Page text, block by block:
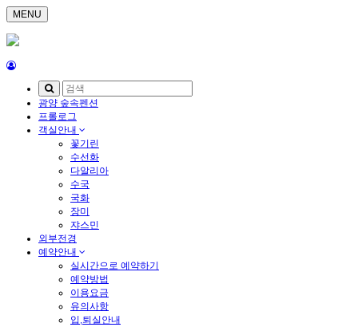
MENU
광양 숲속펜션
프롤로그
객실안내
꽃기린
수선화
다알리아
수국
국화
장미
쟈스민
외부전경
예약안내
실시간으로 예약하기
예약방법
이용요금
유의사항
입,퇴실안내